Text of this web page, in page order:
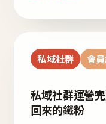
私域社群 會
私域社群運營
回來的鐵粉